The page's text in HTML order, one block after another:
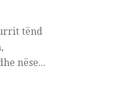
tënd
nëse...